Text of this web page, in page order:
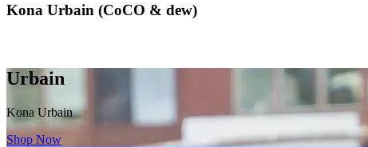
Kona Urbain (CoCO & dew)
Urbain
Kona Urbain
Shop Now